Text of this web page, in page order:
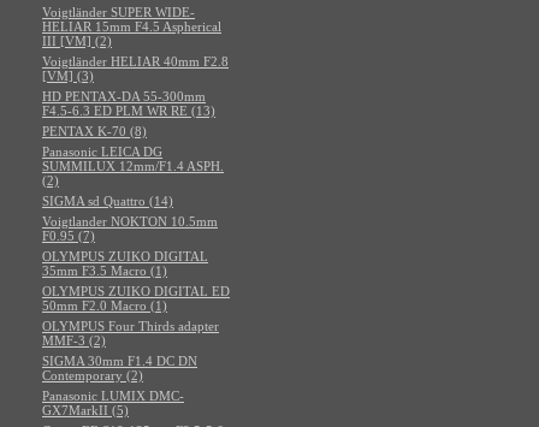
Voigtländer SUPER WIDE-
HELIAR 15mm F4.5 Aspherical
III [VM] (2)
Voigtländer HELIAR 40mm F2.8
[VM] (3)
HD PENTAX-DA 55-300mm
F4.5-6.3 ED PLM WR RE (13)
PENTAX K-70 (8)
Panasonic LEICA DG
SUMMILUX 12mm/F1.4 ASPH.
(2)
SIGMA sd Quattro (14)
Voigtlander NOKTON 10.5mm
F0.95 (7)
OLYMPUS ZUIKO DIGITAL
35mm F3.5 Macro (1)
OLYMPUS ZUIKO DIGITAL ED
50mm F2.0 Macro (1)
OLYMPUS Four Thirds adapter
MMF-3 (2)
SIGMA 30mm F1.4 DC DN
Contemporary (2)
Panasonic LUMIX DMC-
GX7MarkII (5)